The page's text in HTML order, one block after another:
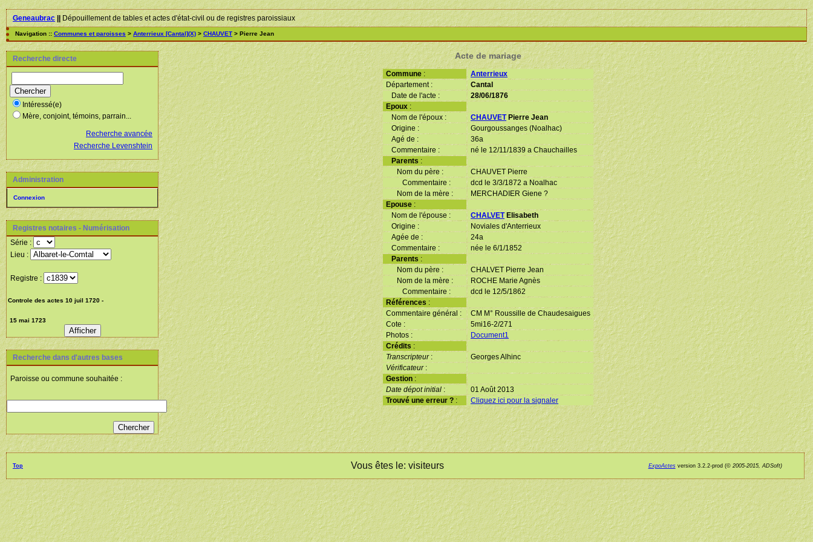
Geneaubrac||Dépouillement de tables et actes d'état-civil ou de registres paroissiaux
Navigation :: Communes et paroisses > Anterrieux [Cantal](X) > CHAUVET > Pierre Jean
Recherche directe
Intéressé(e)
Mère, conjoint, témoins, parrain...
Recherche avancée
Recherche Levenshtein
Administration
Connexion
Registres notaires - Numérisation
Série :
Lieu :
Registre :
Recherche dans d'autres bases
Paroisse ou commune souhaitée :
Acte de mariage
Commune :
Anterrieux
Département :
Cantal
Date de l'acte :
28/06/1876
Epoux :
Nom de l'époux :
CHAUVET Pierre Jean
Origine :
Gourgoussanges (Noalhac)
Agé de :
36a
Commentaire :
né le 12/11/1839 a Chauchailles
Parents :
Nom du père :
CHAUVET Pierre
Commentaire :
dcd le 3/3/1872 a Noalhac
Nom de la mère :
MERCHADIER Giene ?
Epouse :
Nom de l'épouse :
CHALVET Elisabeth
Origine :
Noviales d'Anterrieux
Agée de :
24a
Commentaire :
née le 6/1/1852
Parents :
Nom du père :
CHALVET Pierre Jean
Nom de la mère :
ROCHE Marie Agnès
Commentaire :
dcd le 12/5/1862
Références :
Commentaire général :
CM M° Roussille de Chaudesaigues
Cote :
5mi16-2/271
Photos :
Document1
Crédits :
Transcripteur:
Georges Alhinc
Vérificateur:
Gestion :
Date dépot initial :
01 Août 2013
Trouvé une erreur ? : Cliquez ici pour la signaler
Top Vous êtes le: visiteurs ExpoActesversion 3.2.2-prod (©2005-2015, ADSoft)